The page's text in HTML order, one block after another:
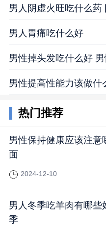
男人阴虚火旺吃什么药
男人胃痛吃什么好
男性掉头发吃什么好
男性提高性能力该做
热门推荐
男性保持健康应该注意
面
2024-12-10
男人冬季吃羊肉有哪些
季